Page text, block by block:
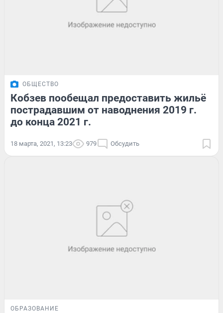
ОБЩЕСТВО
Кобзев пообещал предоставить жильё
пострадавшим от наводнения 2019 г.
до конца 2021 г.
18 марта, 2021, 13:23 979 Обсудить
ОБРАЗОВАНИЕ